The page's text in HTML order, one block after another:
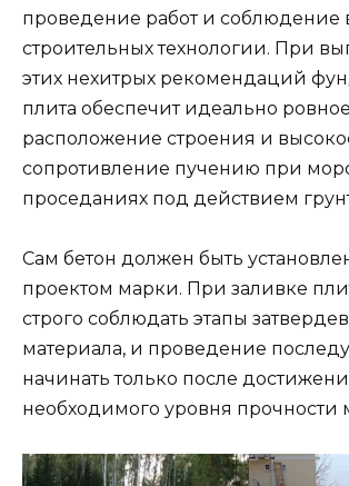
проведение работ и соблюдение
строительных технологии. При
этих нехитрых рекомендаций
плита обеспечит идеально ровное
расположение строения и
сопротивление пучению при
проседаниях под действием
Сам бетон должен быть
проектом марки. При заливке
строго соблюдать этапы
материала, и проведение
начинать только после
необходимого уровня прочности